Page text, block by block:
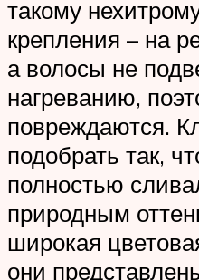
такому
крепления – на
а волосы не
нагреванию,
повреждаются.
подобрать так,
полностью
природным
широкая
они